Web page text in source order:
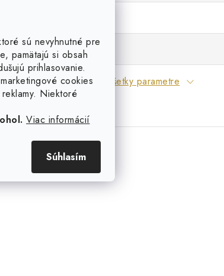
sú nevyhnutné pre
pamätajú si obsah
prihlasovanie.
cookies
Niektoré
Viac informácií
Súhlasím
Váha
Všetky parametre